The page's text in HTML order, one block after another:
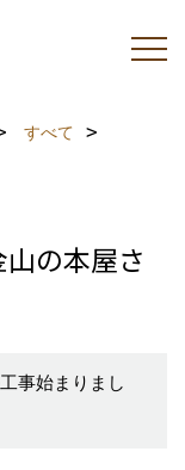
すべて
山の本屋さ
事始まりまし